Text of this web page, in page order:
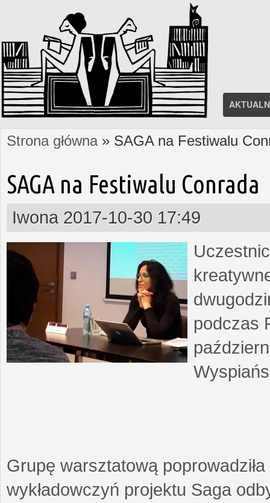
Jesteś tutaj
Strona główna» SAGA na Festiwalu
SAGA na Festiwalu Conrada
Iwona 2017-10-30 17:49
podczas
Grupę warsztatową
wykładowczyń projektu Saga